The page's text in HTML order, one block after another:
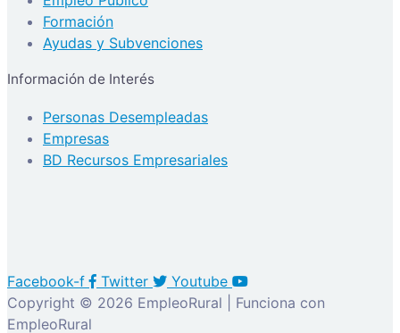
Formación
Ayudas y Subvenciones
Información de Interés
Personas Desempleadas
Empresas
BD Recursos Empresariales
Facebook-f Twitter
Youtube
Copyright © 2026 EmpleoRural | Funciona con
EmpleoRural